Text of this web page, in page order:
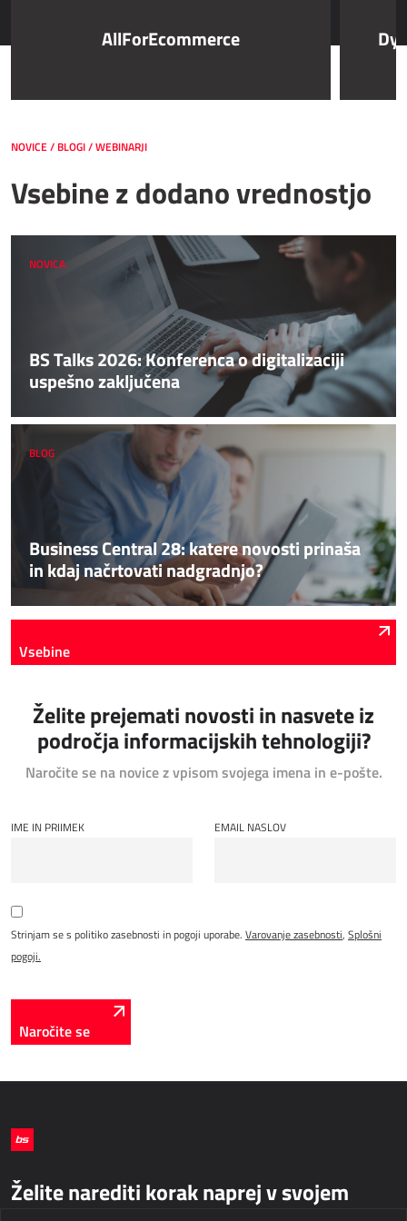
AllForEcommerce
NOVICE / BLOGI / WEBINARJI
Vsebine z dodano vrednostjo
NOVICA
BS Talks 2026: Konferenca o digitalizaciji
uspešno zaključena
BLOG
Business Central 28: katere novosti prinaša
in kdaj načrtovati nadgradnjo?
Vsebine
Želite prejemati novosti in nasvete iz
področja informacijskih tehnologiji?
Naročite se na novice z vpisom svojega imena in e-pošte.
IME IN PRIIMEK EMAIL NASLOV
Strinjam se s politiko zasebnosti in pogoji uporabe. Varovanje zasebnosti, Splošni
pogoji.
Naročite se
Želite narediti korak naprej v svojem